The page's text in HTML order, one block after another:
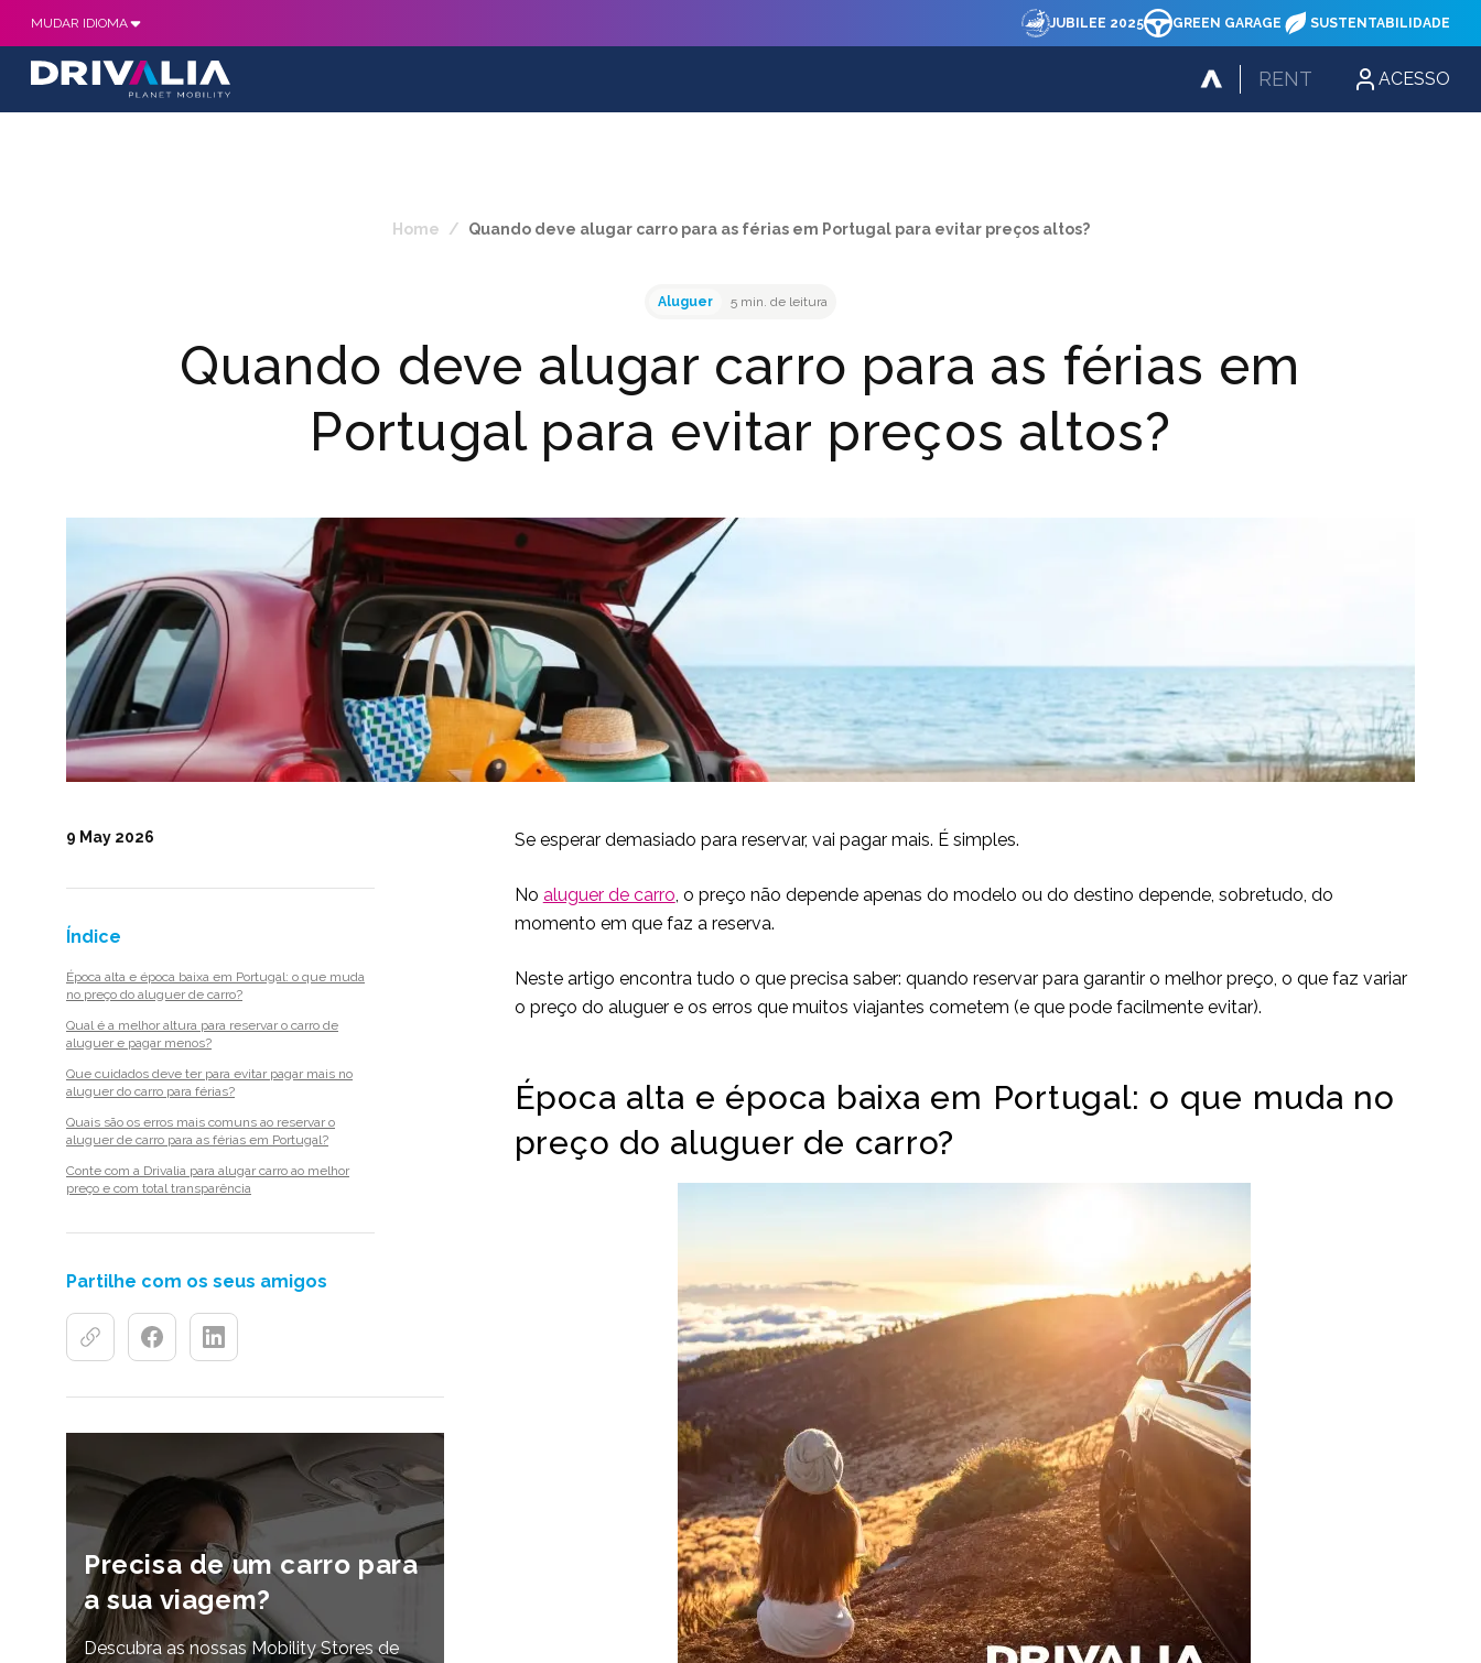
MUDAR IDIOMA JUBILEE 2025 GREEN GARAGE SUSTENTABILIDADE
RENT ACESSO
Home / Quando deve alugar carro para as férias em Portugal para evitar preços altos?
Aluguer 5 min. de leitura
Quando deve alugar carro para as férias em
Portugal para evitar preços altos?
Índice
Época alta e época baixa em Portugal: o que muda
no preço do aluguer de carro?
Qual é a melhor altura para reservar o carro de
aluguer e pagar menos?
Que cuidados deve ter para evitar pagar mais no
aluguer do carro para férias?
Quais são os erros mais comuns ao reservar o
aluguer de carro para as férias em Portugal?
Conte com a Drivalia para alugar carro ao melhor
preço e com total transparência
Partilhe com os seus amigos
Precisa de um carro para
a sua viagem?
Descubra as nossas Mobility Stores de
9 May 2026 Se esperar demasiado para reservar, vai pagar mais. É simples.
No aluguer de carro, o preço não depende apenas do modelo ou do destino depende, sobretudo, do
momento em que faz a reserva.
Neste artigo encontra tudo o que precisa saber: quando reservar para garantir o melhor preço, o que faz variar
o preço do aluguer e os erros que muitos viajantes cometem (e que pode facilmente evitar).
Época alta e época baixa em Portugal: o que muda no
preço do aluguer de carro?